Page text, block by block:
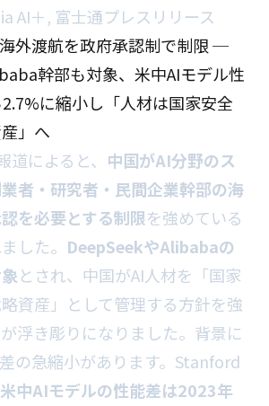
AI＋, 富士通プレスリリース
外渡航を政府承認制で制限 ─
幹部も対象、米中AIモデル性
に縮小し「人材は国家安全
」へ
によると、 中国がAI分野のス
者・研究者・民間企業幹部の海
を必要とする制限を強めている
した。 DeepSeekやAlibabaの
とされ、中国がAI人材を「国家
資産」として管理する方針を強
浮き彫りになりました。背景に
の急縮小があります。Stanford
米中AIモデルの性能差は2023年